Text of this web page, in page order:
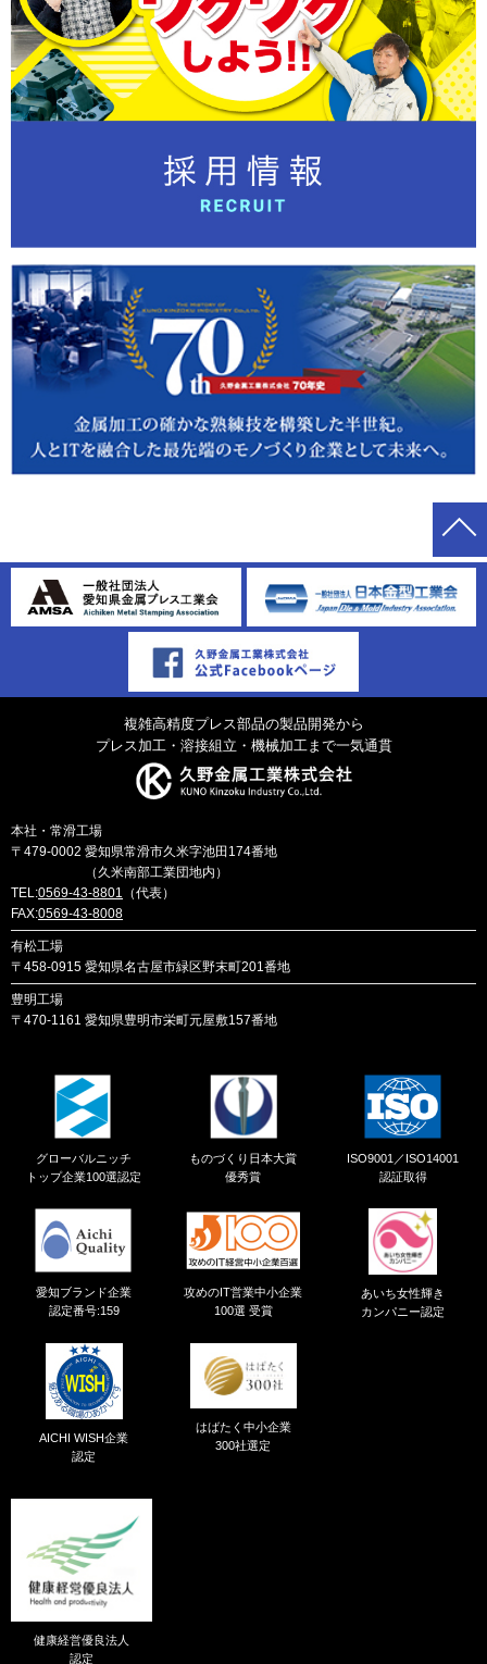
複雑高精度プレス部品の製品開発から
プレス加工・溶接組立・機械加工まで一気通貫
本社・常滑工場
〒479-0002 愛知県常滑市久米字池田174番地
（久米南部工業団地内）
TEL:0569-43-8801
（代表）
FAX:0569-43-8008
有松工場
〒458-0915 愛知県名古屋市緑区野末町201番地
豊明工場
〒470-1161 愛知県豊明市栄町元屋敷157番地
グローバルニッチ
トップ企業100選認定
ものづくり日本大賞
優秀賞
ISO9001／ISO14001
認証取得
愛知ブランド企業
認定番号:159
攻めのIT営業中小企業
100選 受賞
あいち女性輝き
カンパニー認定
AICHI WISH企業
認定
はばたく中小企業
300社選定
健康経営優良法人
認定